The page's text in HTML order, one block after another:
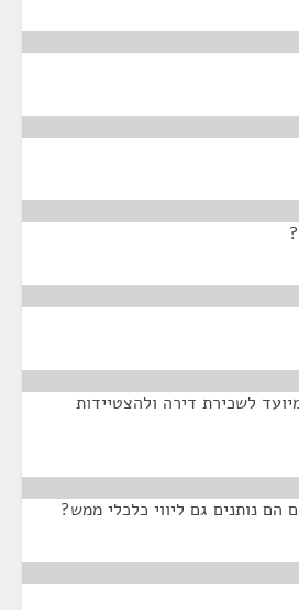
לשכירת דירה ולהצטיידות
נותנים גם ליווי כלכלי ממש?